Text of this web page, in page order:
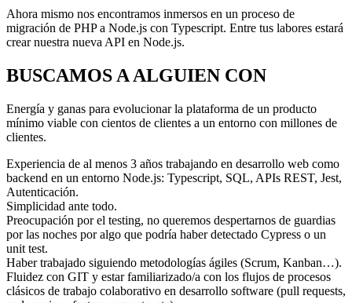
Ahora mismo nos encontramos inmersos en un proceso de
migración de PHP a Node.js con Typescript. Entre tus labores estará
crear nuestra nueva API en Node.js.
BUSCAMOS A ALGUIEN CON
Energía y ganas para evolucionar la plataforma de un producto
mínimo viable con cientos de clientes a un entorno con millones de
clientes.
Experiencia de al menos 3 años trabajando en desarrollo web como
backend en un entorno Node.js: Typescript, SQL, APIs REST, Jest,
Autenticación.
Simplicidad ante todo.
Preocupación por el testing, no queremos despertarnos de guardias
por las noches por algo que podría haber detectado Cypress o un
unit test.
Haber trabajado siguiendo metodologías ágiles (Scrum, Kanban…).
Fluidez con GIT y estar familiarizado/a con los flujos de procesos
clásicos de trabajo colaborativo en desarrollo software (pull requests,